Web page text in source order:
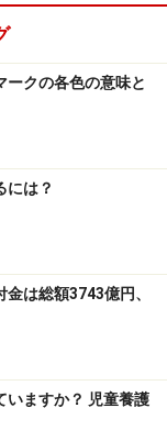
くを受け取った
他の人に伝える
なり、そのひと
リ クリキンディ
かなブームとな
いるのでしょう
しょう。
をご確認くださ
ークの各色の意味と
には？
は総額3743億円、
いますか？ 児童養護